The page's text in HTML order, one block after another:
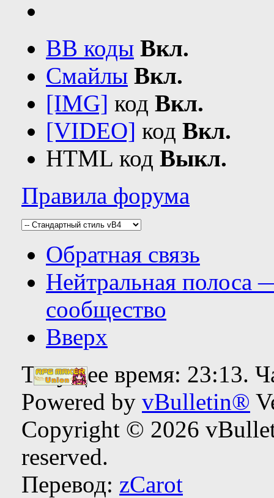
BB коды Вкл.
Смайлы Вкл.
[IMG] код Вкл.
[VIDEO] код Вкл.
HTML код Выкл.
Правила форума
Обратная связь
Нейтральная полоса
сообщество
Вверх
Текущее время: 23:13.
Powered by vBulletin®
Copyright © 2026
reserved.
Перевод: zCarot